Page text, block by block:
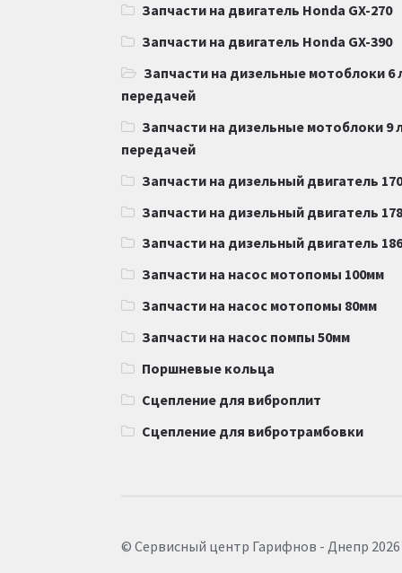
Запчасти на двигатель Honda GX-270
Запчасти на двигатель Honda GX-390
Запчасти на дизельные мотоблоки 6
передачей
Запчасти на дизельные мотоблоки 9
передачей
Запчасти на дизельный двигатель
Запчасти на дизельный двигатель
Запчасти на дизельный двигатель
Запчасти на насос мотопомы 100мм
Запчасти на насос мотопомы 80мм
Запчасти на насос помпы 50мм
Поршневые кольца
Сцепление для виброплит
Сцепление для вибротрамбовки
© Сервисный центр Гарифнов - Днепр 2026